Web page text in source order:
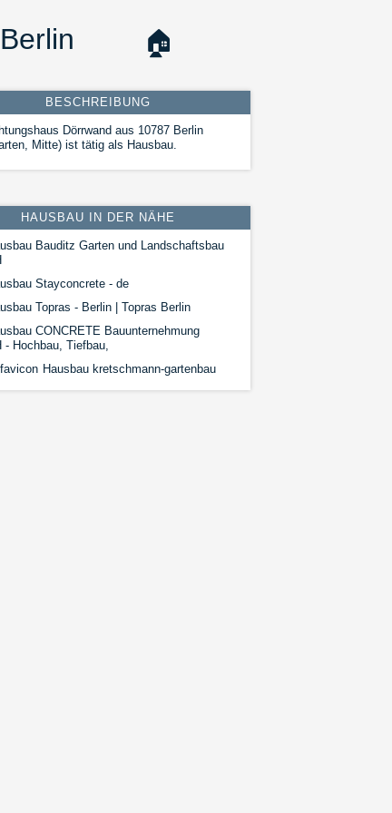
🏠
BESCHREIBUNG
Dörrwand aus 10787 Berlin
Mitte) ist tätig als Hausbau.
HAUSBAU IN DER NÄHE
Bauditz Garten und Landschaftsbau
Stayconcrete - de
Topras - Berlin | Topras Berlin
CONCRETE Bauunternehmung
- Hochbau, Tiefbau,
Hausbau kretschmann-gartenbau